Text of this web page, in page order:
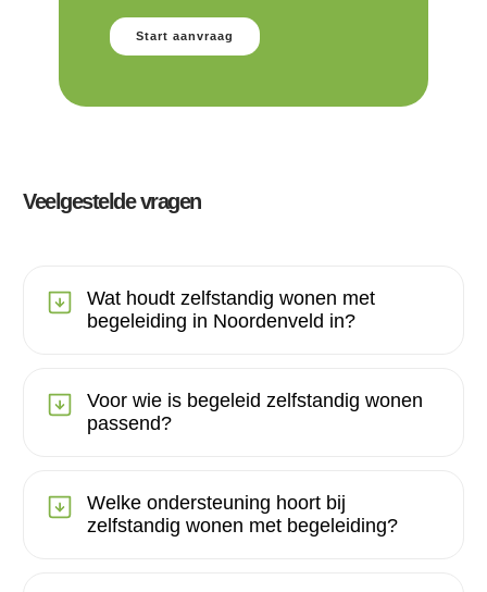
Start aanvraag
Veelgestelde vragen
Wat houdt zelfstandig wonen met
begeleiding in Noordenveld in?
Voor wie is begeleid zelfstandig wonen
passend?
Welke ondersteuning hoort bij
zelfstandig wonen met begeleiding?